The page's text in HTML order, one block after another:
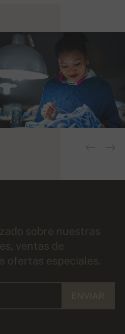
sobre nuestras
ventas de
ofertas especiales.